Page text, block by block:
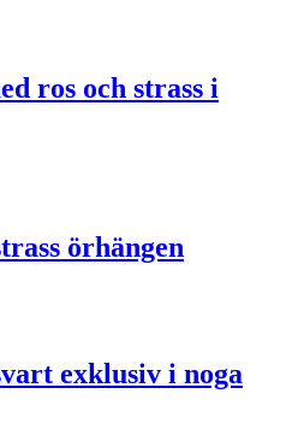
ros och strass i
örhängen
exklusiv i noga